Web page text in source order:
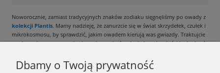
Noworocznie, zamiast tradycyjnych znaków zodiaku sięgnęliśmy po owady z
kolekcji Plantis. Mamy nadzieję, że zanurzcie się w świat skrzydełek, czułek i
mikrokosmosu, by sprawdzić, jakim owadem kierują was gwiazdy. Traktujcie
ten horoskop z przymrużeniem oka - w końcu życie jest zbyt krótkie, by brać
Dbamy o Twoją prywatność